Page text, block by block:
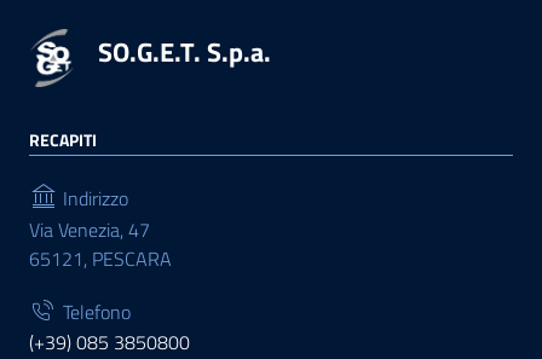
SO.G.E.T. S.p.a.
RECAPITI
Indirizzo
Via Venezia, 47
65121, PESCARA
Telefono
(+39) 085 3850800